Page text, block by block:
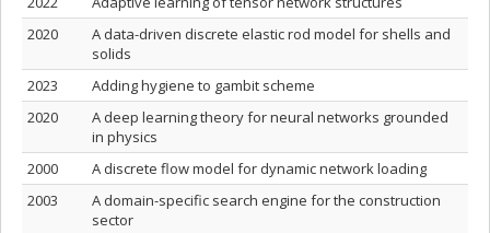
2020
A data-driven discrete elastic rod model for shells and
solids
2023
Adding hygiene to gambit scheme
2020
A deep learning theory for neural networks grounded
in physics
2000
A discrete flow model for dynamic network loading
2003
A domain-specific search engine for the construction
sector